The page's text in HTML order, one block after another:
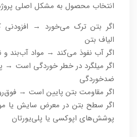
انتخاب محصول به مشکل اصلی
اگر بتن ترک می‌خورد → افزودنی
الیاف بتن
اگر آب نفوذ می‌کند → مواد آب‌بند و
اگر میلگرد در خطر خوردگی است
ضدخوردگی
اگر مقاومت بتن پایین است →
اگر سطح بتن در معرض سایش یا
پوشش‌های اپوکسی یا پلی‌یورتان